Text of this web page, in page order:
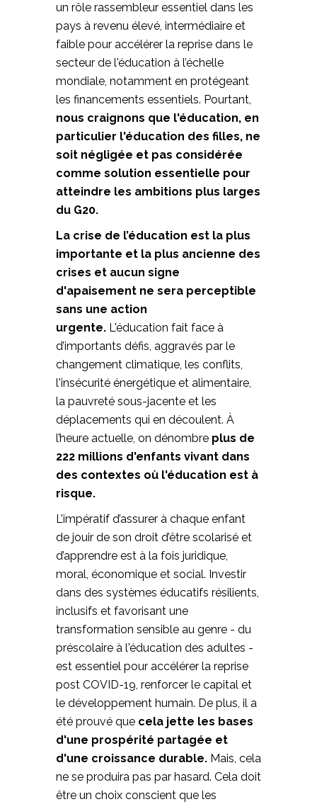
un rôle rassembleur essentiel dans les
pays à revenu élevé, intermédiaire et
faible pour accélérer la reprise dans le
secteur de l'éducation à l’échelle
mondiale, notamment en protégeant
les financements essentiels. Pourtant,
nous craignons que l'éducation, en
particulier l'éducation des filles, ne
soit négligée et pas considérée
comme solution essentielle pour
atteindre les ambitions plus larges
du G20.
La crise de l’éducation est la plus
importante et la plus ancienne des
crises et aucun signe
d'apaisement ne sera perceptible
sans une action
urgente. L'éducation fait face à
d’importants défis, aggravés par le
changement climatique, les conflits,
l'insécurité énergétique et alimentaire,
la pauvreté sous-jacente et les
déplacements qui en découlent. À
l’heure actuelle, on dénombre plus de
222 millions d'enfants vivant dans
des contextes où l'éducation est à
risque.
L’impératif d’assurer à chaque enfant
de jouir de son droit d’être scolarisé et
d’apprendre est à la fois juridique,
moral, économique et social. Investir
dans des systèmes éducatifs résilients,
inclusifs et favorisant une
transformation sensible au genre - du
préscolaire à l'éducation des adultes -
est essentiel pour accélérer la reprise
post COVID-19, renforcer le capital et
le développement humain. De plus, il a
été prouvé que cela jette les bases
d'une prospérité partagée et
d'une croissance durable. Mais, cela
ne se produira pas par hasard. Cela doit
être un choix conscient que les